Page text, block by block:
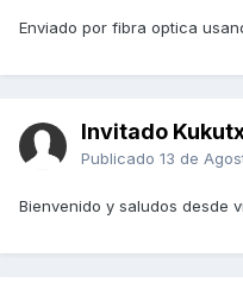
Enviado por fibra optica
Invitado
Publicado 13 de
Bienvenido y saludos desde